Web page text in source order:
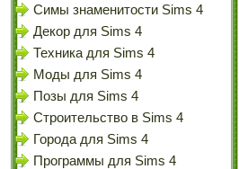
Симы знаменитости Sims 4
Декор для Sims 4
Техника для Sims 4
Моды для Sims 4
Позы для Sims 4
Строительство в Sims 4
Города для Sims 4
Программы для Sims 4